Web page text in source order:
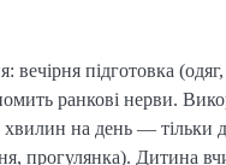
вечірня підготовка
ранкові нерви.
хвилин на день — тільки
прогулянка). Дитина